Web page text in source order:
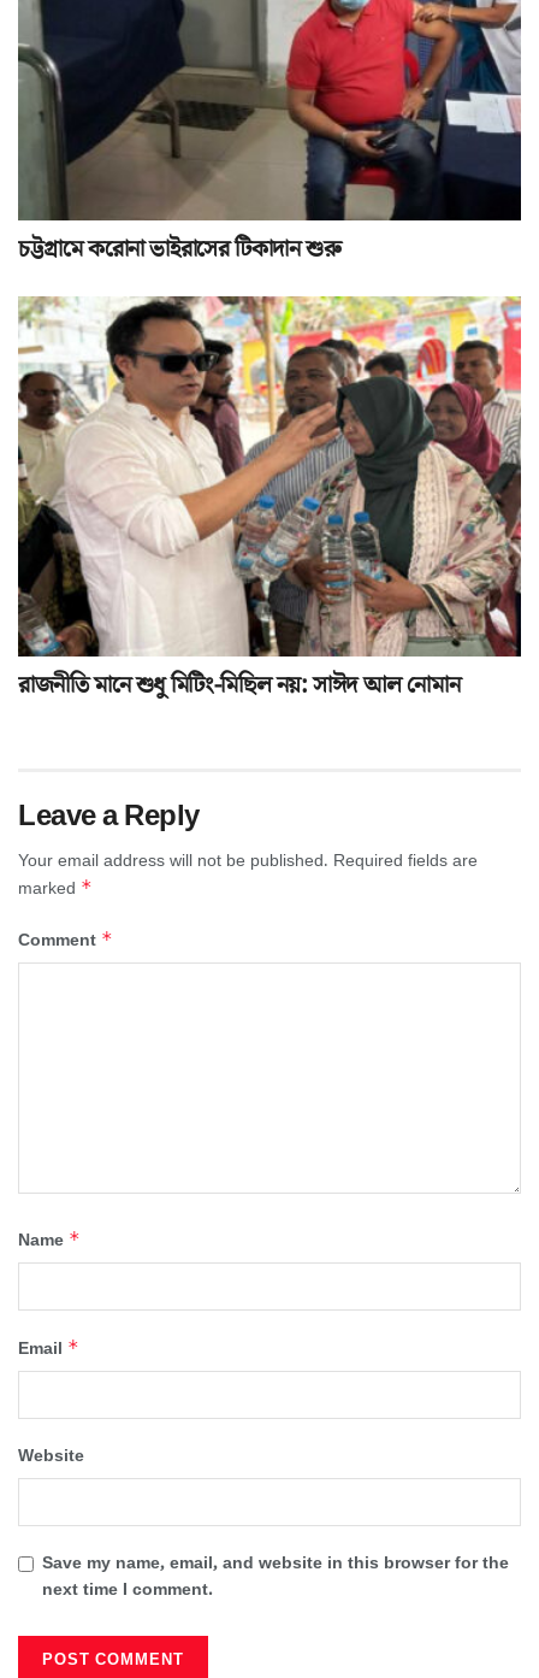
চট্টগ্রামে করোনা ভাইরাসের টিকাদান শুরু
রাজনীতি মানে শুধু মিটিং-মিছিল নয়: সাঈদ আল নোমান
Leave a Reply
Your email address will not be published. Required fields are
marked *
Comment *
Name *
Email *
Website
Save my name, email, and website in this browser for the
next time I comment.